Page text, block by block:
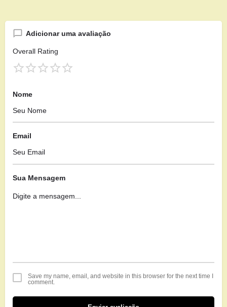
Adicionar uma avaliação
Overall Rating
Nome
Email
Sua Mensagem
Save my name, email, and website in this browser for the next time I
comment.